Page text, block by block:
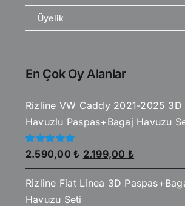
Üyelik
En Çok Oy Alanlar
Rizline VW Caddy 2021-2025 3D
Havuzlu Paspas+Bagaj Havuzu
5
üzerinden
5.00oy aldı
2.590,00₺ Orijinal
fiyat:
2.590,00 ₺.
2.199,00 ₺Şu
andaki
fiyat:
Rizline Fiat Linea 3D
Havuzu Seti